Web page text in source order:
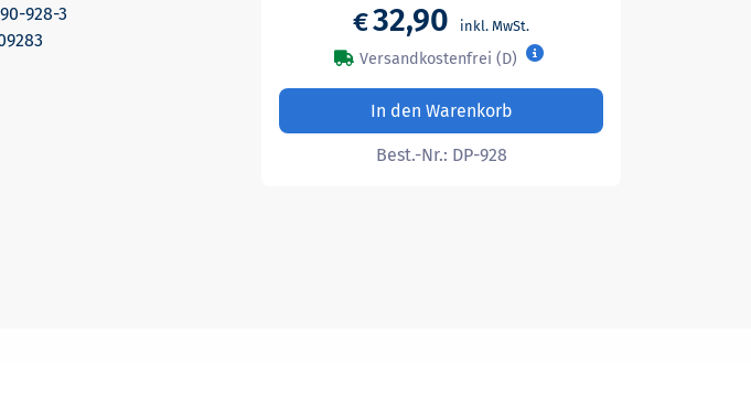
928-3
€32,90
Versandkostenfrei (D)
In den Warenkorb
Best.-Nr.: DP-928